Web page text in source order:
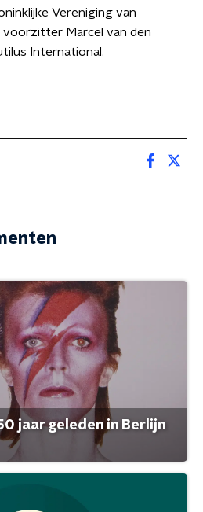
Vereniging van
voorzitter Marcel van den
International.
jaar geleden in Berlijn